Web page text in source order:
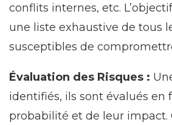
conflits internes, etc.
une liste exhaustive de tous
susceptibles de
Évaluation des Risques :
identifiés, ils sont évalués en
probabilité et de leur impact.